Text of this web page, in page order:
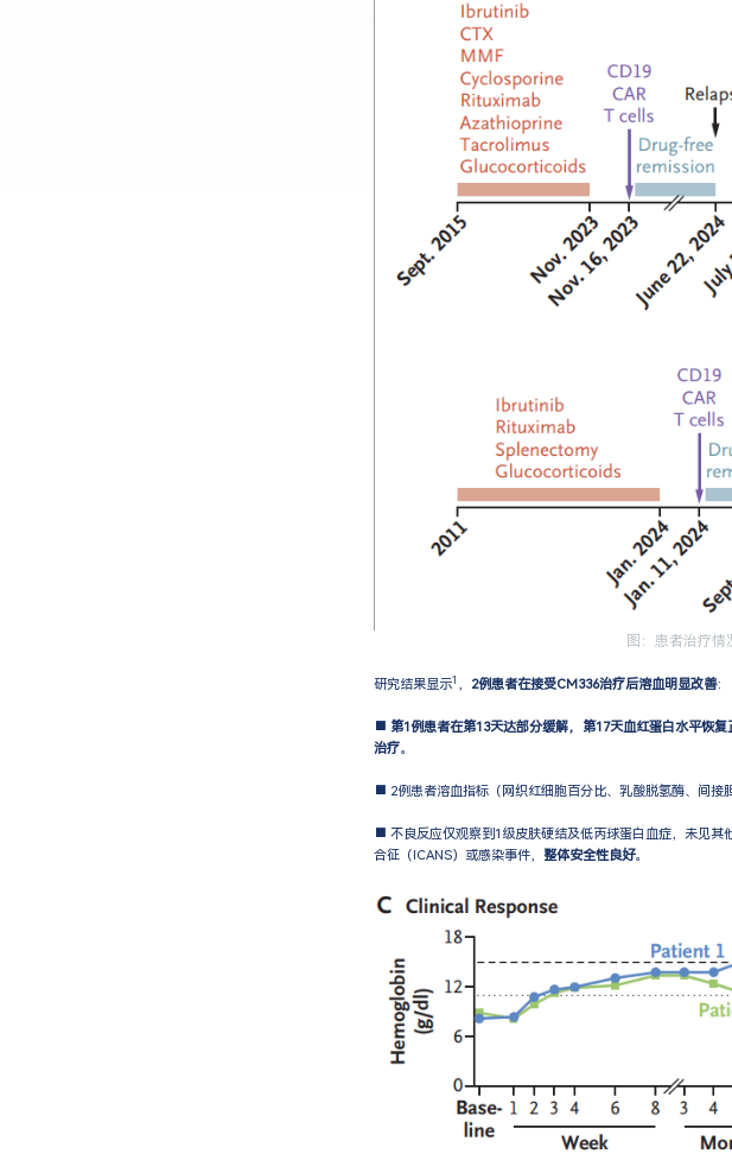
图：患者治疗情
研究结果显示1 ， 2例患者在接受CM336治疗后溶血明显改善：
■ 第1例患者在第13天达部分缓解，第17天血红蛋白水平恢
治疗。
■ 2例患者溶血指标（网织红细胞百分比、乳酸脱氢酶、间接
■ 不良反应仅观察到1级皮肤硬结及低丙球蛋白血症，未见
合征（ICANS）或感染事件， 整体安全性良好。